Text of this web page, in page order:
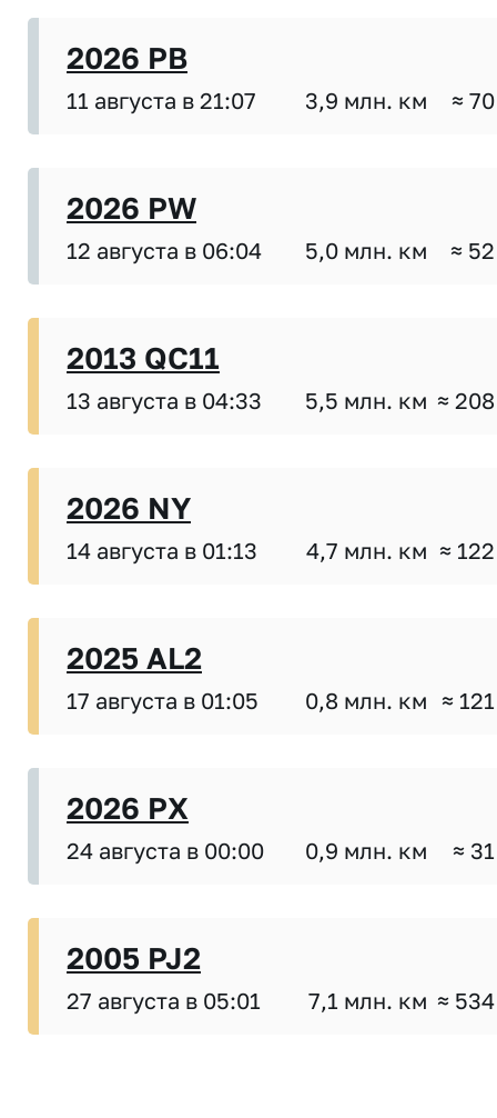
2026 PB
11 августа в 21:07 3,9 млн. км ≈
2026 PW
12 августа в 06:04 5,0 млн. км ≈
2013 QC11
13 августа в 04:33 5,5 млн. км ≈
2026 NY
14 августа в 01:13 4,7 млн. км ≈
2025 AL2
17 августа в 01:05 0,8 млн. км ≈
2026 PX
24 августа в 00:00 0,9 млн. км ≈
2005 PJ2
27 августа в 05:01 7,1 млн. км ≈